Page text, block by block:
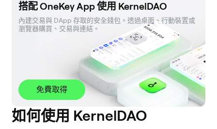
搭配 OneKey App 使用 KernelDAO
內建交易與 DApp 存取的安全錢包。透過桌面、行動裝置或
瀏覽器購買、交易與連結。
免費取得
如何使用 KernelDAO